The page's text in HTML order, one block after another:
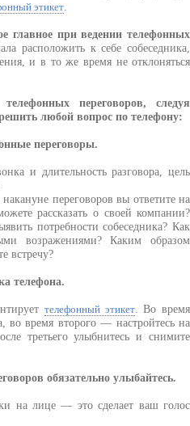
этикет
главное при ведении телефонных
расположить к себе собеседника,
и в то же время не отклоняться
переговоров, следуя
любой вопрос по телефону:
переговоры.
и длительность разговора, цель
переговоров вы ответите на
рассказать о своей компании?
потребности собеседника? Как
возражениями? Каким образом
встречу?
телефона.
телефонный этикет. Во время
во время второго — настройтесь на
третьего улыбнитесь и снимите
обязательно улыбайтесь.
на лице — это сделает ваш голос